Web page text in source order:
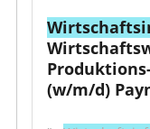
(w/m/d)